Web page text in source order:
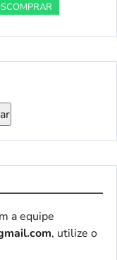
a equipe
, utilize o